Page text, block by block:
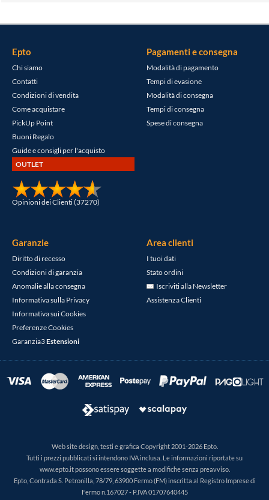
Epto
Chi siamo
Contatti
Condizioni di vendita
Come acquistare
PickUp Point
Buoni Regalo
Guide e consigli per l'acquisto
OUTLET
Opinioni dei Clienti (37270)
Pagamenti e consegna
Modalità di pagamento
Tempi di evasione
Modalità di consegna
Tempi di consegna
Spese di consegna
Garanzie
Diritto di recesso
Condizioni di garanzia
Anomalie alla consegna
Informativa sulla Privacy
Informativa sui Cookies
Preferenze Cookies
Garanzia3Estensioni
Area clienti
I tuoi dati
Stato ordini
Iscriviti alla Newsletter
Assistenza Clienti
Web site design, testi e grafica Copyright 2001-2026 Epto.
Tutti i prezzi pubblicati si intendono IVA inclusa. Le informazioni riportate su
www.epto.it possono essere soggette a modifiche senza preavviso.
Epto, Contrada S. Petronilla, 78/79, 63900 Fermo (FM) inscritta al Registro Imprese di
Fermo n.167027 - P.IVA 01707640445